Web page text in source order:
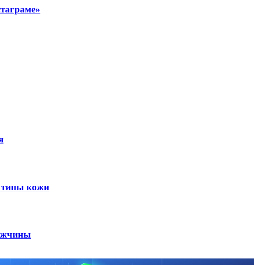
типы кожи